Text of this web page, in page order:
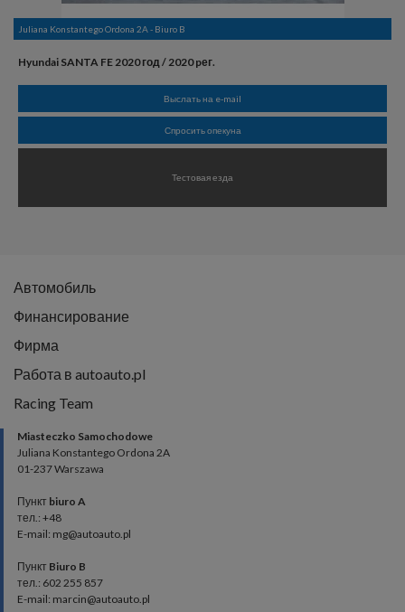
Juliana Konstantego Ordona 2A - Biuro B
Hyundai SANTA FE 2020 год / 2020 pег.
Выслать на e-mail
Спросить опекуна
Тестовая езда
Автомобиль
Финансирование
Фирма
Работа в autoauto.pl
Racing Team
Miasteczko Samochodowe
Juliana Konstantego Ordona 2A
01-237 Warszawa
Пункт biuro A
тел.: +48
E-mail: mg@autoauto.pl
Пункт Biuro B
тел.: 602 255 857
E-mail: marcin@autoauto.pl